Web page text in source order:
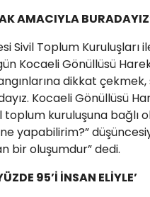
AMACIYLA
Sivil Toplum Kuruluşları
Kocaeli Gönüllüsü
dikkat çekmek,
Kocaeli Gönüllüsü
kuruluşuna bağlı
yapabilirim?”
bir oluşumdur” dedi.
95’İ İNSAN ELİYLE’